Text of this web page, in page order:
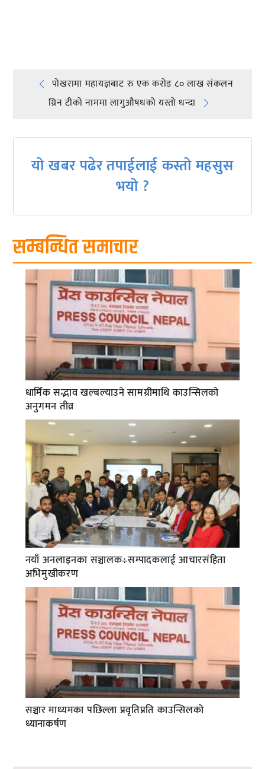
Post
navigation
पाेखरामा महायज्ञबाट रु एक करोड ८० लाख संकलन
ग्रिन टीको नाममा लागुऔषधको यस्तो धन्दा
यो खबर पढेर तपाईलाई कस्तो महसुस
भयो ?
सम्बन्धित समाचार
धार्मिक सद्भाव खल्बल्याउने सामग्रीमाथि काउन्सिलको
अनुगमन तीव्र
नयाँ अनलाइनका सञ्चालक÷सम्पादकलाई आचारसंहिता
अभिमुखीकरण
सञ्चार माध्यमका पछिल्ला प्रवृतिप्रति काउन्सिलको
ध्यानाकर्षण